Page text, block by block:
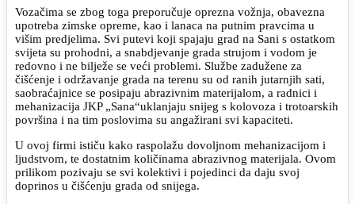
Vozačima se zbog toga preporučuje oprezna vožnja, obavezna
upotreba zimske opreme, kao i lanaca na putnim pravcima u
višim predjelima. Svi putevi koji spajaju grad na Sani s ostatkom
svijeta su prohodni, a snabdjevanje grada strujom i vodom je
redovno i ne bilježe se veći problemi. Službe zadužene za
čišćenje i održavanje grada na terenu su od ranih jutarnjih sati,
saobraćajnice se posipaju abrazivnim materijalom, a radnici i
mehanizacija JKP „Sana“uklanjaju snijeg s kolovoza i trotoarskih
površina i na tim poslovima su angažirani svi kapaciteti.
U ovoj firmi ističu kako raspolažu dovoljnom mehanizacijom i
ljudstvom, te dostatnim količinama abrazivnog materijala. Ovom
prilikom pozivaju se svi kolektivi i pojedinci da daju svoj
doprinos u čišćenju grada od snijega.